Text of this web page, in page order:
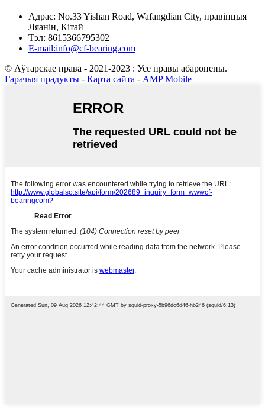
Адрас: No.33 Yishan Road, Wafangdian City, правінцыя
Ляанін, Кітай
Тэл: 8615366795302
E-mail:info@cf-bearing.com
© Аўтарскае права - 2021-2023 : Усе правы абаронены.
Гарачыя прадукты - Карта сайта - AMP Mobile